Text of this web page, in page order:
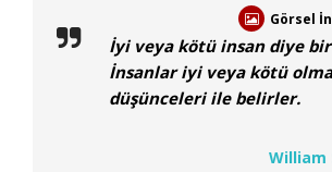
Görsel
İyi veya kötü insan diye
İnsanlar iyi veya kötü
düşünceleri ile belirler.
William